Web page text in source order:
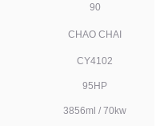
90
CHAO CHAI
CY4102
95 HP
3856ml / 70kw